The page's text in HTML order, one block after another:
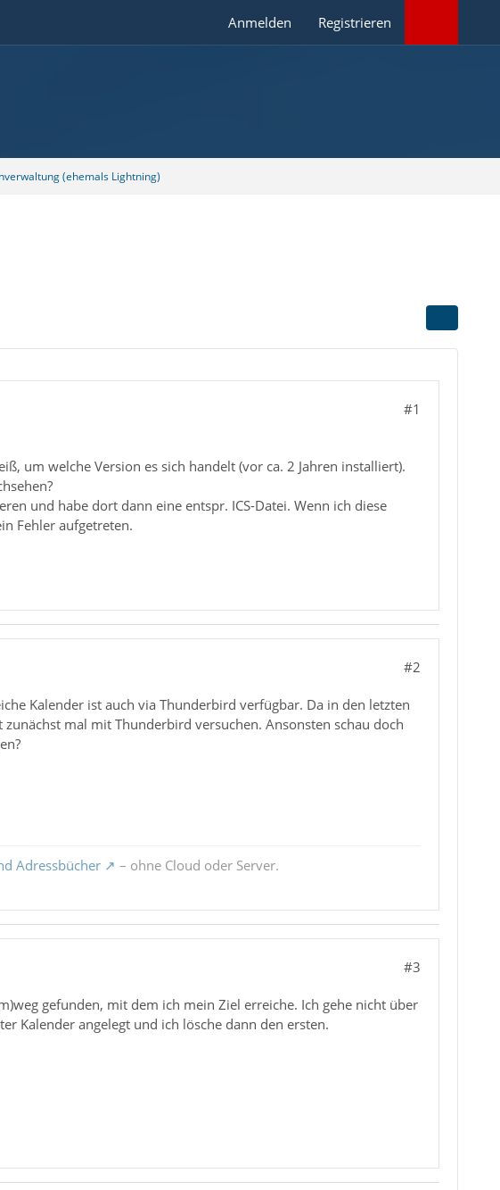
Anmelden Registrieren
(ehemals Lightning)
#1
um welche Version es sich handelt (vor ca. 2 Jahren installiert).
und habe dort dann eine entspr. ICS-Datei. Wenn ich diese
Fehler aufgetreten.
#2
Kalender ist auch via Thunderbird verfügbar. Da in den letzten
mal mit Thunderbird versuchen. Ansonsten schau doch
Adressbücher – ohne Cloud oder Server.
#3
gefunden, mit dem ich mein Ziel erreiche. Ich gehe nicht über
Kalender angelegt und ich lösche dann den ersten.